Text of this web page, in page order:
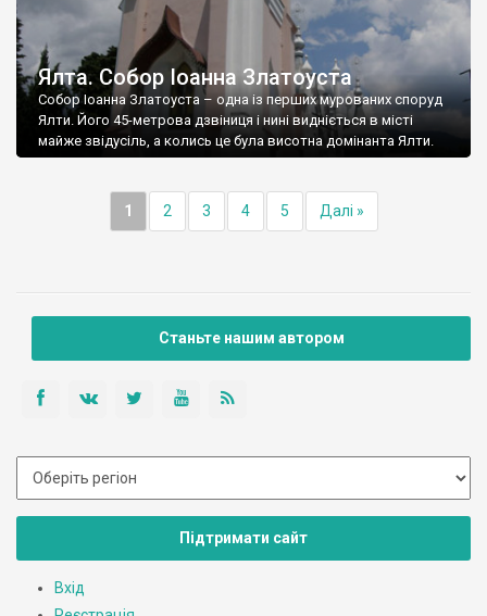
Ялта. Собор Іоанна Златоуста
Собор Іоанна Златоуста – одна із перших мурованих споруд
Ялти. Його 45-метрова дзвіниця і нині видніється в місті
майже звідусіль, а колись це була висотна домінанта Ялти.
1 2 3 4 5 Далі »
Станьте нашим автором
Підтримати сайт
Вхід